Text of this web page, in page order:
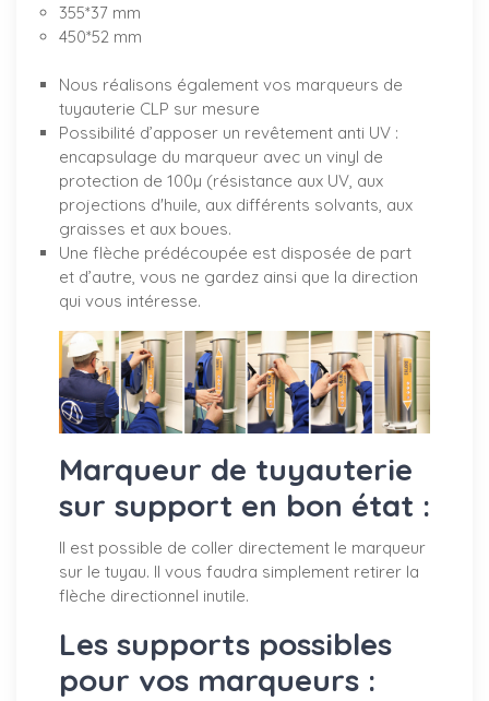
355*37 mm
450*52 mm
Nous réalisons également vos marqueurs de
tuyauterie CLP sur mesure
Possibilité d’apposer un revêtement anti UV :
encapsulage du marqueur avec un vinyl de
protection de 100µ (résistance aux UV, aux
projections d'huile, aux différents solvants, aux
graisses et aux boues.
Une flèche prédécoupée est disposée de part
et d’autre, vous ne gardez ainsi que la direction
qui vous intéresse.
Marqueur de tuyauterie
sur support en bon état :
Il est possible de coller directement le marqueur
sur le tuyau. Il vous faudra simplement retirer la
flèche directionnel inutile.
Les supports possibles
pour vos marqueurs :